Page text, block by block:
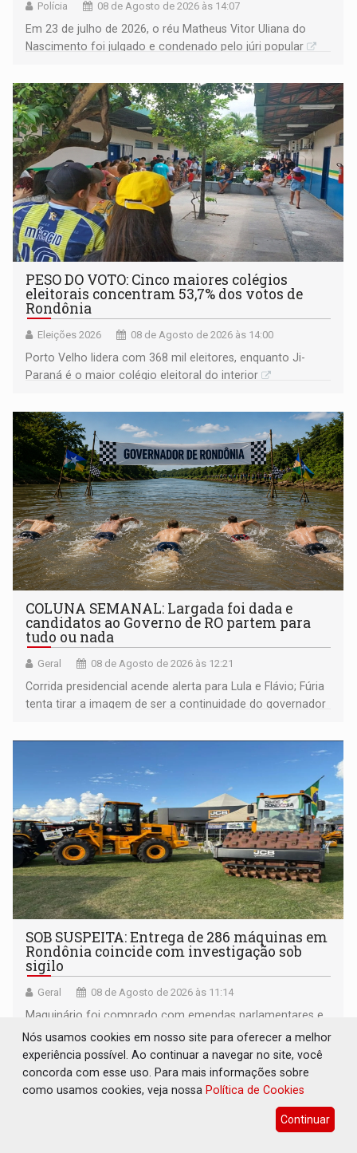
Polícia 08 de Agosto de 2026 às 14:07
Em 23 de julho de 2026, o réu Matheus Vitor Uliana do
Nascimento foi julgado e condenado pelo júri popular
PESO DO VOTO: Cinco maiores colégios
eleitorais concentram 53,7% dos votos de
Rondônia
Eleições 2026 08 de Agosto de 2026 às 14:00
Porto Velho lidera com 368 mil eleitores, enquanto Ji-
Paraná é o maior colégio eleitoral do interior
COLUNA SEMANAL: Largada foi dada e
candidatos ao Governo de RO partem para
tudo ou nada
Geral 08 de Agosto de 2026 às 12:21
Corrida presidencial acende alerta para Lula e Flávio; Fúria
tenta tirar a imagem de ser a continuidade do governador
não ter entrado no modo eleição; ABAV faz evento em
SOB SUSPEITA: Entrega de 286 máquinas em
Rondônia coincide com investigação sob
sigilo
Geral 08 de Agosto de 2026 às 11:14
Maquinário foi comprado com emendas parlamentares e
foram entregues na Rondônia Rural Show
Nós usamos cookies em nosso site para oferecer a melhor
experiência possível. Ao continuar a navegar no site, você
concorda com esse uso. Para mais informações sobre
como usamos cookies, veja nossa Política de Cookies
Continuar